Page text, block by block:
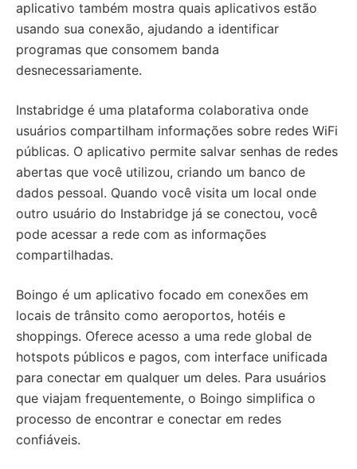
aplicativo também mostra quais aplicativos estão
usando sua conexão, ajudando a identificar
programas que consomem banda
desnecessariamente.
Instabridge é uma plataforma colaborativa onde
usuários compartilham informações sobre redes WiFi
públicas. O aplicativo permite salvar senhas de redes
abertas que você utilizou, criando um banco de
dados pessoal. Quando você visita um local onde
outro usuário do Instabridge já se conectou, você
pode acessar a rede com as informações
compartilhadas.
Boingo é um aplicativo focado em conexões em
locais de trânsito como aeroportos, hotéis e
shoppings. Oferece acesso a uma rede global de
hotspots públicos e pagos, com interface unificada
para conectar em qualquer um deles. Para usuários
que viajam frequentemente, o Boingo simplifica o
processo de encontrar e conectar em redes
confiáveis.